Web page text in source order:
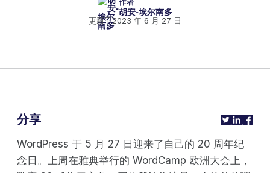
胡安-埃尔南多
更新于2023 年 6 月 27 日
WordPress 于 5 月 27 日迎来了自己的 20 周年纪
念日。上周在雅典举行的 WordCamp 欧洲大会上，
分享